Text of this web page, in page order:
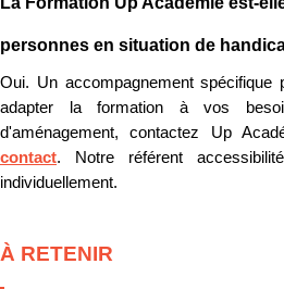
personnes en situation de
Oui. Un accompagnement
adapter la formation à vos
d'aménagement, contactez Up
contact. Notre référent
individuellement.
À RETENIR